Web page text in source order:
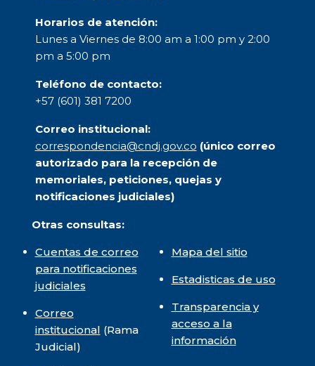
Horarios de atención:
Lunes a Viernes de 8:00 am a 1:00 pm y 2:00
pm a 5:00 pm
Teléfono de contacto:
+57 (601) 381 7200
Correo institucional:
correspondencia@cndj.gov.co (único correo
autorizado para la recepción de
memoriales, peticiones, quejas y
notificaciones judiciales)
Otras consultas:
Cuentas de correo
para notificaciones
judiciales
Correo
institucional (Rama
Judicial)
Mapa del sitio
Estadisticas de uso
Transparencia y
acceso a la
información